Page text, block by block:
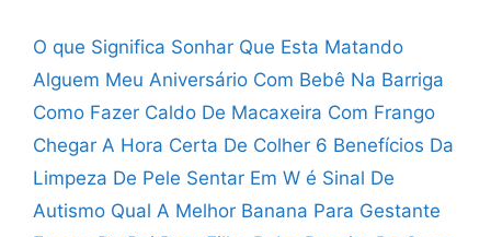
O que Significa Sonhar Que Esta Matando
Alguem Meu Aniversário Com Bebê Na Barriga
Como Fazer Caldo De Macaxeira Com Frango
Chegar A Hora Certa De Colher 6 Benefícios Da
Limpeza De Pele Sentar Em W é Sinal De
Autismo Qual A Melhor Banana Para Gestante